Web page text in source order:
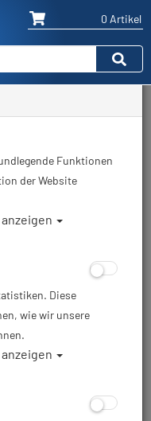
0 Artikel
Funktionen
der Website
Diese
wie wir unsere